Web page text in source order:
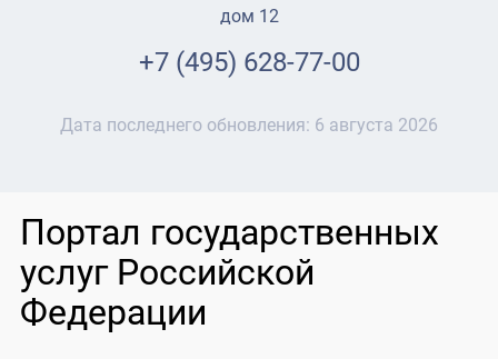
дом 12
+7 (495) 628-77-00
Дата последнего обновления: 6 августа 2026
Портал государственных
услуг Российской
Федерации